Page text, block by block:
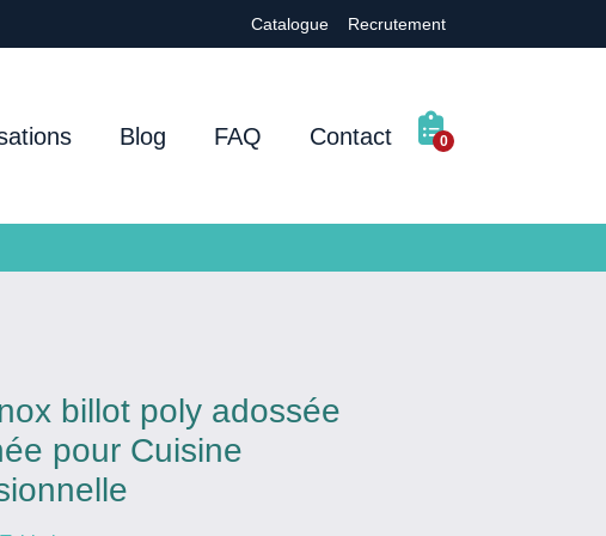
Catalogue Recrutement
Blog FAQ Contact 0
billot poly adossée
pour Cuisine